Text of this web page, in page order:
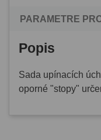
PARAMETRE
Popis
Sada upínacích
oporné "stopy"